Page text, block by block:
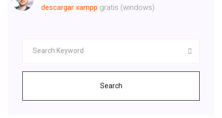
descargar xampp gratis (windows)
Search